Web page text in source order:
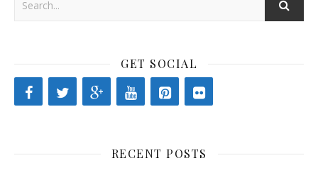
GET SOCIAL
RECENT POSTS